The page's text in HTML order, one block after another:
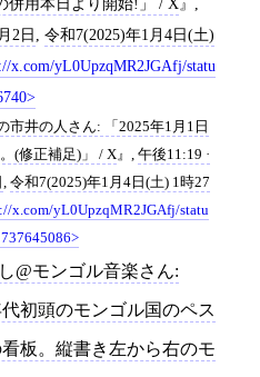
2日
令和7(2025)年1月4日(土)
x.com/yL0UpzqMR2JGAfj/statu
市井の人さん: 「2025年1月1日
(修正補足)」 / X
, 午後11:19 ·
, 令和7(2025)年1月4日(土) 1時27
x.com/yL0UpzqMR2JGAfj/statu
@モンゴル音楽さん:
代初頭のモンゴル国のペス
板。縦書き左から右のモ